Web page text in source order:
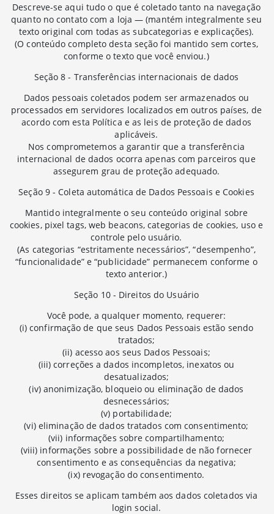
Descreve-se aqui tudo o que é coletado tanto na navegação
quanto no contato com a loja — (mantém integralmente seu
texto original com todas as subcategorias e explicações).
(O conteúdo completo desta seção foi mantido sem cortes,
conforme o texto que você enviou.)
Seção 8 - Transferências internacionais de dados
Dados pessoais coletados podem ser armazenados ou
processados em servidores localizados em outros países, de
acordo com esta Política e as leis de proteção de dados
aplicáveis.
Nos comprometemos a garantir que a transferência
internacional de dados ocorra apenas com parceiros que
assegurem grau de proteção adequado.
Seção 9 - Coleta automática de Dados Pessoais e Cookies
Mantido integralmente o seu conteúdo original sobre
cookies, pixel tags, web beacons, categorias de cookies, uso e
controle pelo usuário.
(As categorias “estritamente necessários”, “desempenho”,
“funcionalidade” e “publicidade” permanecem conforme o
texto anterior.)
Seção 10 - Direitos do Usuário
Você pode, a qualquer momento, requerer:
(i) confirmação de que seus Dados Pessoais estão sendo
tratados;
(ii) acesso aos seus Dados Pessoais;
(iii) correções a dados incompletos, inexatos ou
desatualizados;
(iv) anonimização, bloqueio ou eliminação de dados
desnecessários;
(v) portabilidade;
(vi) eliminação de dados tratados com consentimento;
(vii) informações sobre compartilhamento;
(viii) informações sobre a possibilidade de não fornecer
consentimento e as consequências da negativa;
(ix) revogação do consentimento.
Esses direitos se aplicam também aos dados coletados via
login social.